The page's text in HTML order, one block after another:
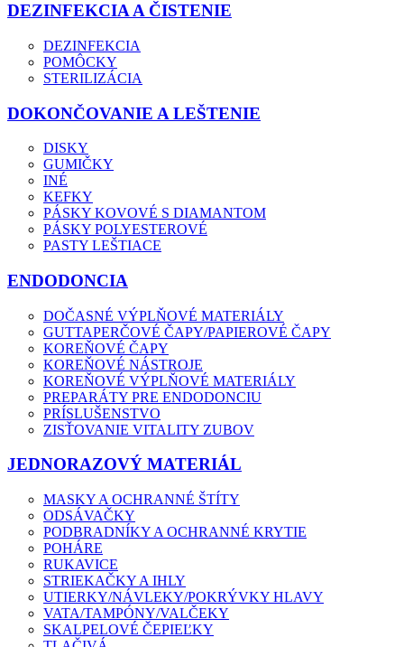
DEZINFEKCIA A ČISTENIE
DEZINFEKCIA
POMÔCKY
STERILIZÁCIA
DOKONČOVANIE A LEŠTENIE
DISKY
GUMIČKY
INÉ
KEFKY
PÁSKY KOVOVÉ S DIAMANTOM
PÁSKY POLYESTEROVÉ
PASTY LEŠTIACE
ENDODONCIA
DOČASNÉ VÝPLŇOVÉ MATERIÁLY
GUTTAPERČOVÉ ČAPY/PAPIEROVÉ ČAPY
KOREŇOVÉ ČAPY
KOREŇOVÉ NÁSTROJE
KOREŇOVÉ VÝPLŇOVÉ MATERIÁLY
PREPARÁTY PRE ENDODONCIU
PRÍSLUŠENSTVO
ZISŤOVANIE VITALITY ZUBOV
JEDNORAZOVÝ MATERIÁL
MASKY A OCHRANNÉ ŠTÍTY
ODSÁVAČKY
PODBRADNÍKY A OCHRANNÉ KRYTIE
POHÁRE
RUKAVICE
STRIEKAČKY A IHLY
UTIERKY/NÁVLEKY/POKRÝVKY HLAVY
VATA/TAMPÓNY/VALČEKY
SKALPELOVÉ ČEPIEĽKY